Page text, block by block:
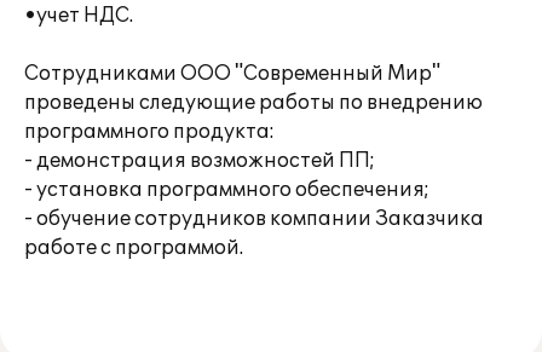
•учет НДС.
Сотрудниками ООО "Современный Мир"
проведены следующие работы по внедрению
программного продукта:
- демонстрация возможностей ПП;
- установка программного обеспечения;
- обучение сотрудников компании Заказчика
работе с программой.